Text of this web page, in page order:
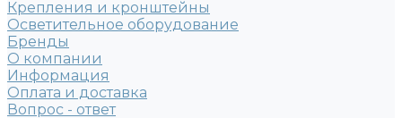
Крепления и кронштейны
Осветительное оборудование
Бренды
О компании
Информация
Оплата и доставка
Вопрос - ответ